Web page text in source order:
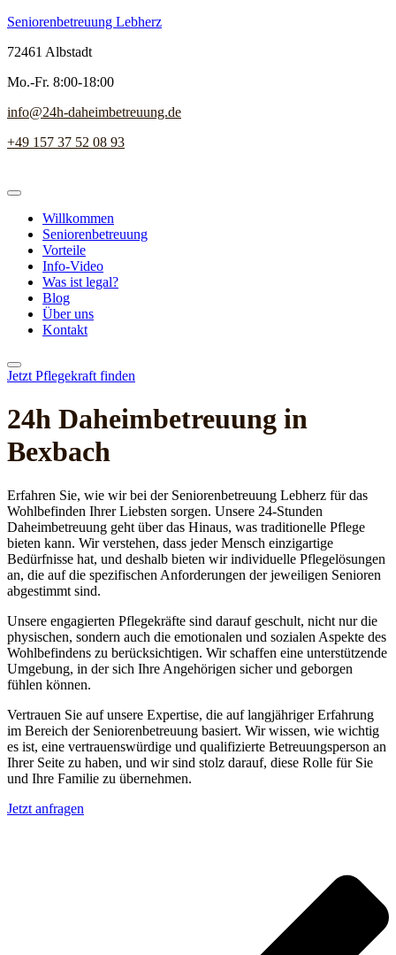
Seniorenbetreuung Lebherz
72461 Albstadt
Mo.-Fr. 8:00-18:00
info@24h-daheimbetreuung.de
+49 157 37 52 08 93
Willkommen
Seniorenbetreuung
Vorteile
Info-Video
Was ist legal?
Blog
Über uns
Kontakt
Jetzt Pflegekraft finden
24h Daheim­betreuung in
Bexbach
Erfahren Sie, wie wir bei der Seniorenbetreuung Lebherz für das
Wohlbefinden Ihrer Liebsten sorgen. Unsere 24-Stunden
Daheimbetreuung geht über das Hinaus, was traditionelle Pflege
bieten kann. Wir verstehen, dass jeder Mensch einzigartige
Bedürfnisse hat, und deshalb bieten wir individuelle Pflegelösungen
an, die auf die spezifischen Anforderungen der jeweiligen Senioren
abgestimmt sind.
Unsere engagierten Pflegekräfte sind darauf geschult, nicht nur die
physischen, sondern auch die emotionalen und sozialen Aspekte des
Wohlbefindens zu berücksichtigen. Wir schaffen eine unterstützende
Umgebung, in der sich Ihre Angehörigen sicher und geborgen
fühlen können.
Vertrauen Sie auf unsere Expertise, die auf langjähriger Erfahrung
im Bereich der Seniorenbetreuung basiert. Wir wissen, wie wichtig
es ist, eine vertrauenswürdige und qualifizierte Betreuungsperson an
Ihrer Seite zu haben, und wir sind stolz darauf, diese Rolle für Sie
und Ihre Familie zu übernehmen.
Jetzt anfragen